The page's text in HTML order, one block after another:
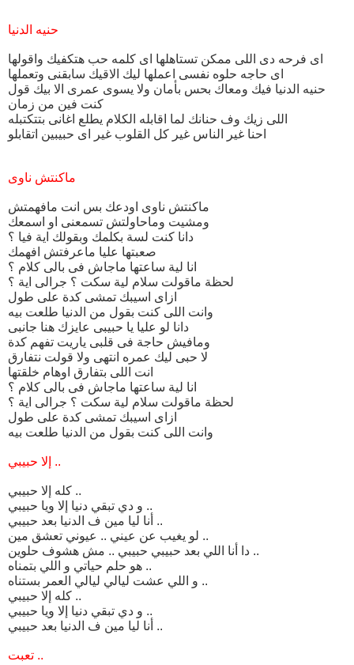
حنيه الدنيا
اى فرحه دى اللى ممكن تستاهلها اى كلمه حب هتكفيك واقولها
اى حاجه حلوه نفسى اعملها ليك الاقيك سابقنى وتعملها
حنيه الدنيا فيك ومعاك بحس بأمان ولا يسوى عمرى الا بيك قول
كنت فين من زمان
اللى زيك وف حنانك لما اقابله الكلام يطلع اغانى بتتكتبله
احنا غير الناس غير كل القلوب غير اى حبيبين اتقابلو
ماكنتش ناوى
ماكنتش ناوى اودعك بس انت مافهمتش
ومشيت وماحاولتش تسمعنى او اسمعك
دانا كنت لسة بكلمك وبقولك اية فيا ؟
صعبتها عليا ماعرفتش افهمك
انا لية ساعتها ماجاش فى بالى كلام ؟
لحظة ماقولت سلام لية سكت ؟ جرالى اية ؟
ازاى اسيبك تمشى كدة على طول
وانت اللى كنت بقول من الدنيا طلعت بيه
دانا لو عليا يا حبيبى عايزك هنا جانبى
ومافيش حاجة فى قلبى ياريت تفهم كدة
لا حبى ليك عمره انتهى ولا قولت نتفارق
انت اللى بتفارق اوهام خلقتها
انا لية ساعتها ماجاش فى بالى كلام ؟
لحظة ماقولت سلام لية سكت ؟ جرالى اية ؟
ازاى اسيبك تمشى كدة على طول
وانت اللى كنت بقول من الدنيا طلعت بيه
إلا حبيبي ..
كله إلا حبيبي ..
و دي تبقي دنيا إلا ويا حبيبي ..
أنا ليا مين ف الدنيا بعد حبيبي ..
لو يغيب عن عيني .. عيوني تعشق مين ..
دا أنا اللي بعد حبيبي حبيبي .. مش هشوف حلوين ..
هو حلم حياتي و اللي بتمناه ..
و اللي عشت ليالي ليالي العمر بستناه ..
كله إلا حبيبي ..
و دي تبقي دنيا إلا ويا حبيبي ..
أنا ليا مين ف الدنيا بعد حبيبي ..
تعبت ..